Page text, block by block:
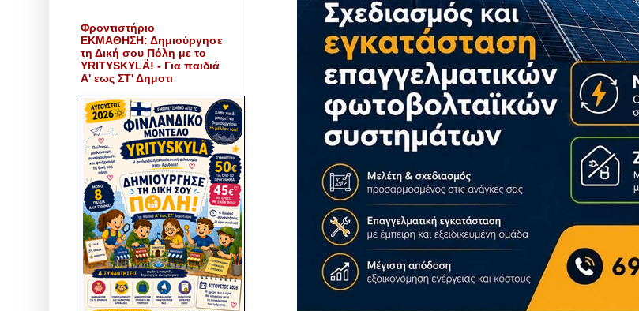
Φροντιστήριο
ΕΚΜΑΘΗΣΗ: Δημιούργησε
τη Δική σου Πόλη με το
YRITYSKYLÄ! - Για παιδιά
Α' εως ΣΤ' Δημοτι